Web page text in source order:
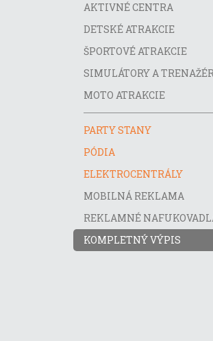
AKTIVNÉ CENTRA
DETSKÉ ATRAKCIE
ŠPORTOVÉ ATRAKCIE
SIMULÁTORY A
MOTO ATRAKCIE
PARTY STANY
PÓDIA
ELEKTROCENTRÁLY
MOBILNÁ REKLAMA
REKLAMNÉ
KOMPLETNÝ VÝPIS